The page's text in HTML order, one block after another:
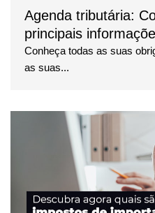
Agenda tributária:
principais
Conheça todas as suas
as suas...